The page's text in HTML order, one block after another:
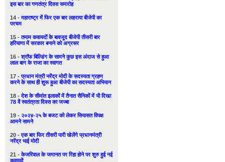
इस बार का गणतंत्र दिवस समारोह
14 -महाराष्ट्र में फिर एक बार लहराया बीजेपी का
परचम
15 -तमाम कवायदों के बावजूद बीजेपी तीसरी बार
हरियाणा में सरकार बनाने को अग्रसर
16 -श्रॉफ बिल्डिंग के सामने कुछ इस अंदाज से हुआ
लाल बाग के राजा का स्वागत
17 -प्रधान मंत्री नरेंद्र मोदी के सदस्यता ग्रहण
करने के साथ ही शुरू हुआ बीजेपी का सदस्यता अभियान
18 -देश के सीमांत इलाकों में तैनात सैनिकों में भी दिखा
78 वें स्वतंत्रता दिवस का जज्बा
19 - २०२४-२५ के बजट को लेकर सियासत विपक्ष
आमने सामने
20 -एक बार फिर तीसरी पारी खेलेंगे प्रधानमंत्री
नरेंद्र भाई मोदी
21 -केजरिवाल के जमानत पर रिहा होने पर शुरु हुई नई
कवायदें